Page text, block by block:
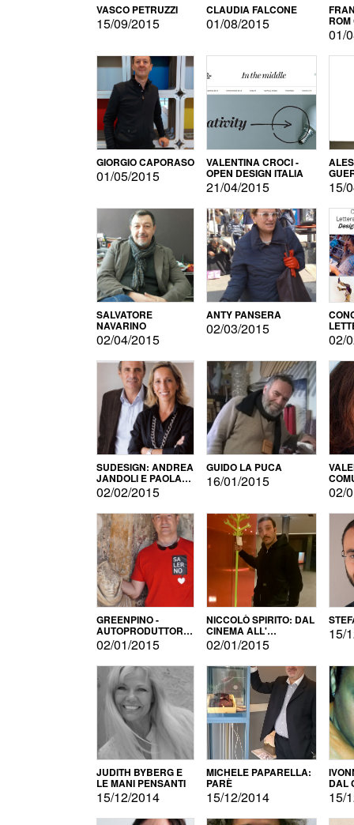
VASCO PETRUZZI
15/09/2015
CLAUDIA FALCONE
01/08/2015
01/
GIORGIO CAPORASO
01/05/2015
VALENTINA CROCI -
OPEN DESIGN ITALIA
21/04/2015 15/
SALVATORE
NAVARINO
02/04/2015
ANTY PANSERA
02/03/2015
02/
SUDESIGN: ANDREA
JANDOLI E PAOLA
PISAPIA
02/02/2015
GUIDO LA PUCA
16/01/2015
02/
GREENPINO -
AUTOPRODUTTORE
PER AMORE
02/01/2015
NICCOLÒ SPIRITO: DAL
CINEMA ALL'
AUTOPRODUZIONE
02/01/2015
15/
JUDITH BYBERG E
LE MANI PENSANTI
15/12/2014
MICHELE PAPARELLA:
PARÈ
15/12/2014
DAL
15/